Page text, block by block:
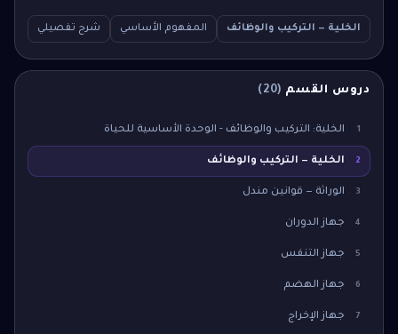
الخلية — التركيب والوظائف المفهوم الأساسي شرح تفصيلي
دروس القسم (
20
)
1 الخلية: التركيب والوظائف - الوحدة الأساسية للحياة
2 الخلية — التركيب والوظائف
3 الوراثة — قوانين مندل
4 جهاز الدوران
5 جهاز التنفس
6 جهاز الهضم
7 جهاز الإخراج